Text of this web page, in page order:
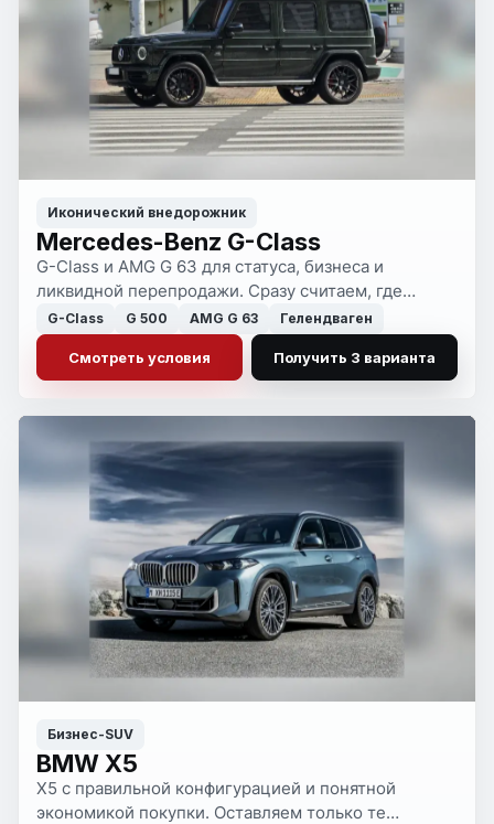
Иконический внедорожник
Mercedes-Benz G-Class
G-Class и AMG G 63 для статуса, бизнеса и
ликвидной перепродажи. Сразу считаем, где
автомобиль оправдан по версии, цвету и
экономике, а где это просто дорогая ошибка.
G-Class G 500 AMG G 63 Гелендваген
Смотреть условия Получить 3 варианта
Бизнес-SUV
BMW X5
X5 с правильной конфигурацией и понятной
экономикой покупки. Оставляем только те